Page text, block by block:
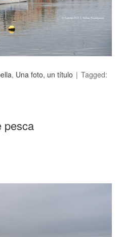
, Una foto, un título
Tagged:
pesca